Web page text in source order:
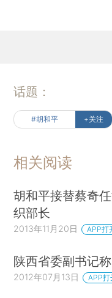
话题：
#胡和平 +关注
相关阅读
胡和平接替蔡奇
织部长
2013年11月20日 APP打
陕西省委副书记
2012年07月13日 APP打